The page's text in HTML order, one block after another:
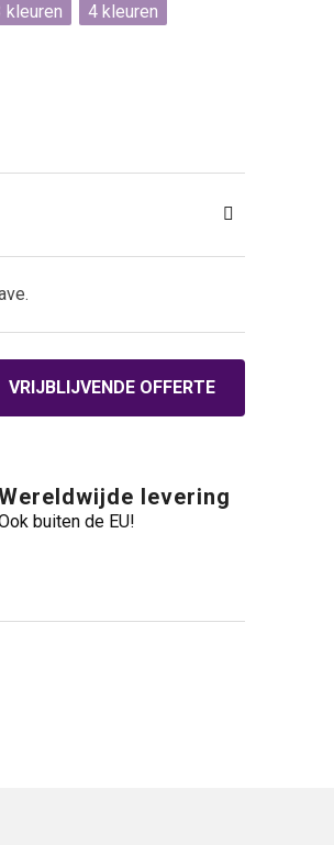
4
VRIJBLIJVENDE OFFERTE
levering
buiten de EU!